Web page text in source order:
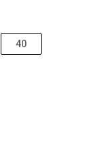
40